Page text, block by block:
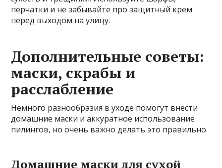
перчатки и не забывайте про защитный крем
перед выходом на улицу.
Дополнительные советы:
маски, скрабы и
расслабление
Немного разнообразия в уходе помогут внести
домашние маски и аккуратное использование
пилингов, но очень важно делать это правильно.
Домашние маски для сухой